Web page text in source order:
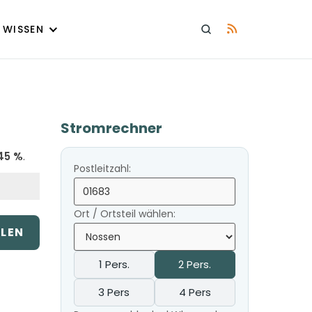
WISSEN
%.
Stromrechner
Postleitzahl:
Ort / Ortsteil wählen:
1 Pers.
2 Pers.
3 Pers
4 Pers